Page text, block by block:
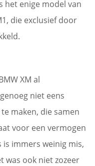
het enige model van
die exclusief door
XM al
niet eens
maken, die samen
voor een vermogen
is immers weinig mis,
was ook niet zozeer